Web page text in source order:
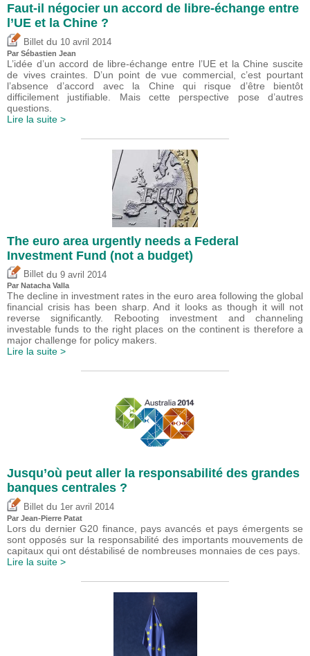
Faut-il négocier un accord de libre-échange entre
l’UE et la Chine ?
Billet du 10 avril 2014
Par Sébastien Jean
L’idée d’un accord de libre-échange entre l’UE et la Chine suscite
de vives craintes. D’un point de vue commercial, c’est pourtant
l’absence d’accord avec la Chine qui risque d’être bientôt
difficilement justifiable. Mais cette perspective pose d’autres
questions.
Lire la suite >
The euro area urgently needs a Federal
Investment Fund (not a budget)
Billet du 9 avril 2014
Par Natacha Valla
The decline in investment rates in the euro area following the global
financial crisis has been sharp. And it looks as though it will not
reverse significantly. Rebooting investment and channeling
investable funds to the right places on the continent is therefore a
major challenge for policy makers.
Lire la suite >
Jusqu’où peut aller la responsabilité des grandes
banques centrales ?
Billet du 1er avril 2014
Par Jean-Pierre Patat
Lors du dernier G20 finance, pays avancés et pays émergents se
sont opposés sur la responsabilité des importants mouvements de
capitaux qui ont déstabilisé de nombreuses monnaies de ces pays.
Lire la suite >